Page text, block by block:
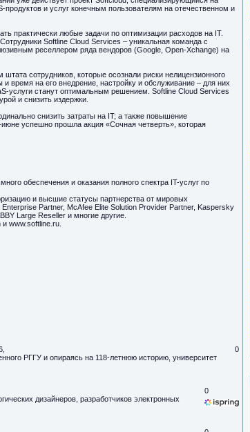
и услуг конечным пользователям на отечественном и
практически любые задачи по оптимизации расходов на IT.
Softline Cloud Services – уникальная команда с
реселлером ряда вендоров (Google, Open-Xchange) на
сотрудников, которые осознали риски нелицензионного
время на его внедрение, настройку и обслуживание – для них
услуги станут оптимальным решением. Softline Cloud Services
и снизить издержки.
снизить затраты на IT; а также повышение
успешно прошла акция «Сочная четверть», которая
обеспечения и оказания полного спектра IT-услуг по
и высшие статусы партнерства от мировых
Partner, McAfee Elite Solution Provider Partner, Kaspersky
Large Reseller и многие другие.
www.softline.ru.
0
РГГУ и опираясь на 118-летнюю историю, университет
0
дизайнеров, разработчиков электронных